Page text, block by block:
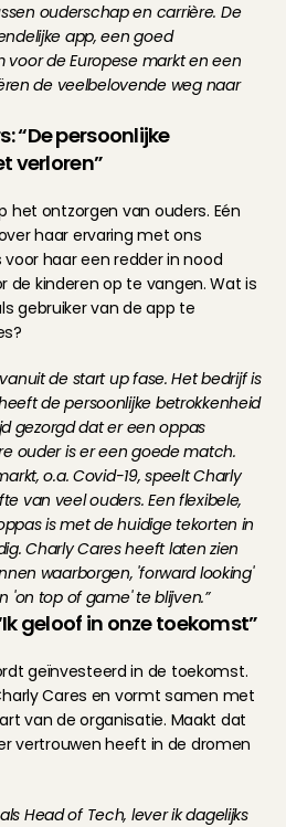
ouderschap en carrière. De
app, een goed
de Europese markt en een
de veelbelovende weg naar
“De persoonlijke
verloren”
het ontzorgen van ouders. Eén
haar ervaring met ons
haar een redder in nood
de kinderen op te vangen. Wat is
gebruiker van de app te
de start up fase. Het bedrijf is
de persoonlijke betrokkenheid
gezorgd dat er een oppas
ouder is er een goede match.
o.a. Covid-19, speelt Charly
van veel ouders. Een flexibele,
is met de huidige tekorten in
Charly Cares heeft laten zien
waarborgen, 'forward looking'
'on top of game' te blijven.”
geloof in onze toekomst”
geïnvesteerd in de toekomst.
Cares en vormt samen met
van de organisatie. Maakt dat
vertrouwen heeft in de dromen
Head of Tech, lever ik dagelijks